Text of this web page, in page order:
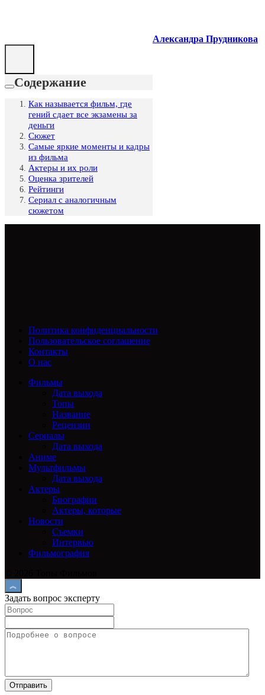
Александра Прудникова
Содержание
Как называется фильм, где
гений сдает все экзамены за
деньги
Сюжет
Самые яркие моменты и кадры
из фильма
Актеры и их роли
Оценка зрителей
Рейтинги
Сериал с аналогичным
сюжетом
Политика конфиденциальности
Пользовательское соглашение
Контакты
О нас
Фильмы
Дата выхода
Топы
Название
Рецензии
Сериалы
Дата выхода
Аниме
Мультфильмы
Дата выхода
Актеры
Биографии
Актеры, которые
Новости
Съемки
Интервью
Фильмография
Задать вопрос эксперту